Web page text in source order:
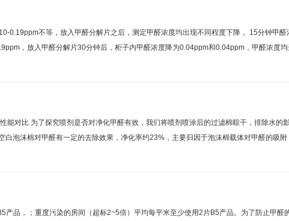
0.19ppm不等，放入甲醛分解片之后，测定甲醛浓度均出现不同程度下降， 15分钟甲
，放入甲醛分解片30分钟后，柜子内甲醛浓度降为0.04ppm和0.04ppm，甲醛浓度
能对比 为了探究喷剂是否对净化甲醛有效，我们将喷剂喷涂后的过滤棉晾干，排除水的
泡沫棉对甲醛有一定的去除效果，净化率约23%，主要归因于泡沫棉载体对甲醛的吸
品，；重度污染的房间（超标2~5倍）平均每平米至少使用2片B5产品。为了防止甲醛